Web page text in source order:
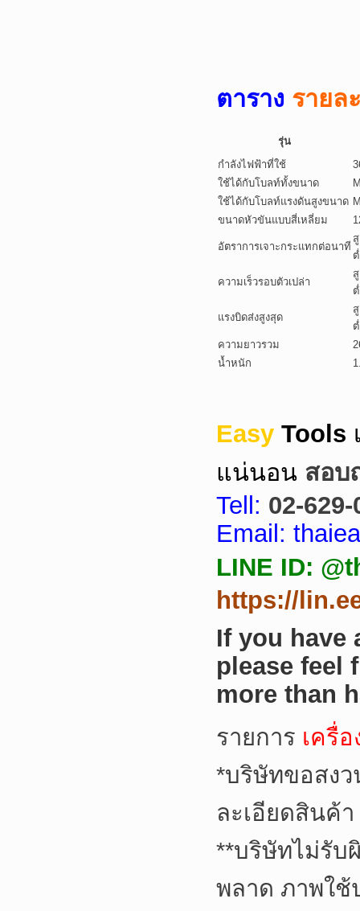
ตาราง รายล
รุ่น
กำลังไฟฟ้าที่ใช้
ใช้ได้กับโบลท์ทั้งขนาด
ใช้ได้กับโบลท์แรงดันสูงขนาด
ขนาดหัวขันแบบสี่เหลี่ยม
อัตราการเจาะกระแทกต่อนาที
ความเร็วรอบตัวเปล่า
แรงบิดส่งสูงสุด
ความยาวรวม
น้ำหนัก
Easy Tools
แน่นอน สอบ
Tell: 02-629-
Email:
LINE ID:
https://
If you have
please feel
more than
รายการ เครื่
*บริษัทขอสงว
ละเอียดสินค้
**บริษัทไม่รับ
พลาด ภาพใ